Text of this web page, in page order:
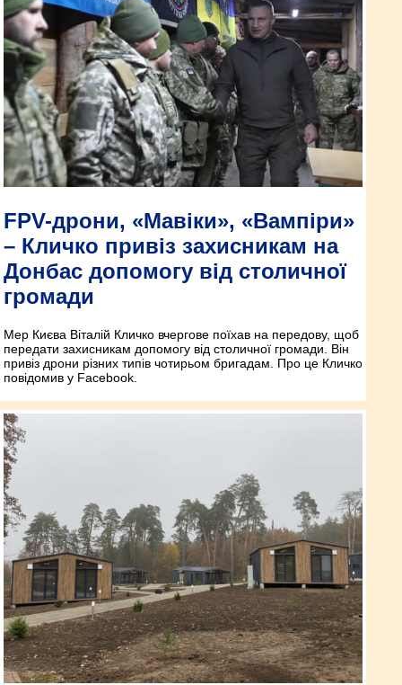
FPV-дрони, «Мавіки», «Вампіри»
– Кличко привіз захисникам на
Донбас допомогу від столичної
громади
Мер Києва Віталій Кличко вчергове поїхав на передову, щоб
передати захисникам допомогу від столичної громади. Він
привіз дрони різних типів чотирьом бригадам. Про це Кличко
повідомив у Facebook.